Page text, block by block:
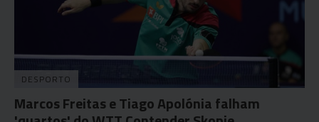
DESPORTO
Marcos Freitas e Tiago Apolónia falham